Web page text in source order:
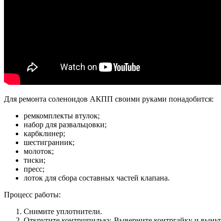
Для ремонта соленоидов АКПП своими руками понадобится:
ремкомплекты втулок;
набор для развальцовки;
карбклинер;
шестигранник;
молоток;
тиски;
пресс;
лоток для сбора составных частей клапана.
Процесс работы:
Снимите уплотнители.